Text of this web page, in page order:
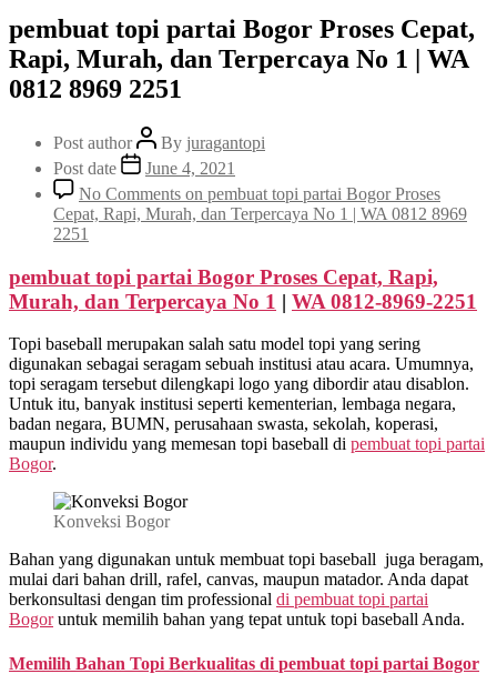
pembuat topi partai Bogor Proses Cepat,
Rapi, Murah, dan Terpercaya No 1 | WA
0812 8969 2251
Post author By juragantopi
Post date
June 4, 2021
No Comments on pembuat topi partai Bogor Proses
Cepat, Rapi, Murah, dan Terpercaya No 1 | WA 0812 8969
2251
pembuat topi partai Bogor Proses Cepat, Rapi,
Murah, dan Terpercaya No 1 | WA 0812-8969-2251
Topi baseball merupakan salah satu model topi yang sering
digunakan sebagai seragam sebuah institusi atau acara. Umumnya,
topi seragam tersebut dilengkapi logo yang dibordir atau disablon.
Untuk itu, banyak institusi seperti kementerian, lembaga negara,
badan negara, BUMN, perusahaan swasta, sekolah, koperasi,
maupun individu yang memesan topi baseball di pembuat topi partai
Bogor.
Konveksi Bogor
Bahan yang digunakan untuk membuat topi baseball juga beragam,
mulai dari bahan drill, rafel, canvas, maupun matador. Anda dapat
berkonsultasi dengan tim professional di pembuat topi partai
Bogoruntuk memilih bahan yang tepat untuk topi baseball Anda.
Memilih Bahan Topi Berkualitas di pembuat topi partai Bogor